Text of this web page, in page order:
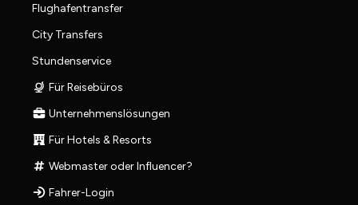
Flughafentransfer
City Transfers
Stundenservice
Für Reisebüros
Unternehmenslösungen
Für Hotels & Resorts
Webmaster oder Influencer?
Fahrer-Login